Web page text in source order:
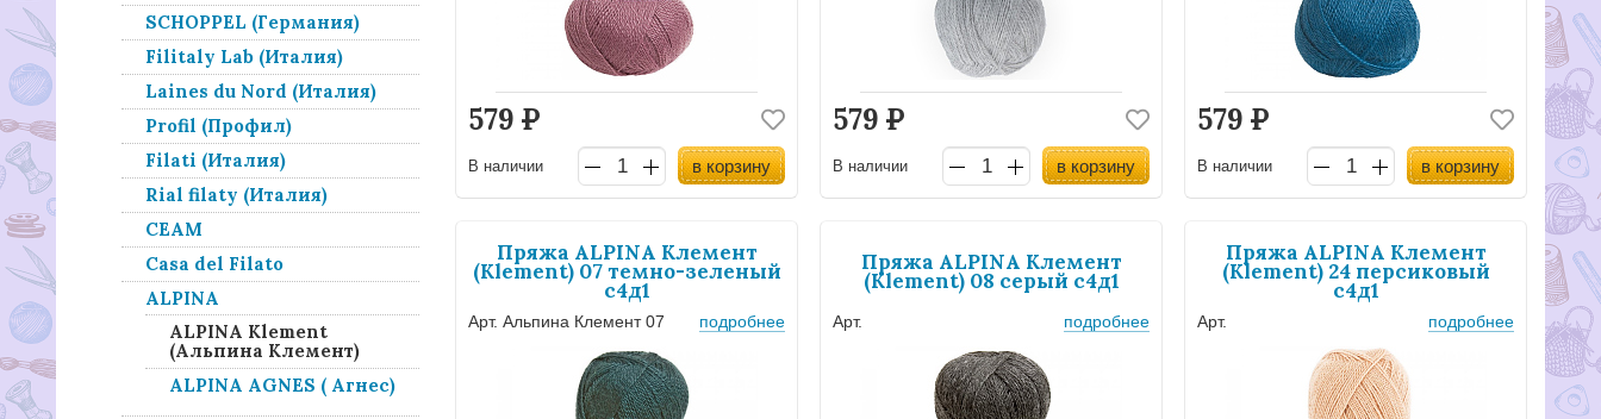
SCHOPPEL (Германия)
Filitaly Lab (Италия)
Laines du Nord (Италия)
Profil (Профил)
Filati (Италия)
Rial filaty (Италия)
СЕАМ
Casa del Filato
ALPINA
ALPINA Klement
(Альпина Клемент)
ALPINA AGNES ( Агнес)
579 Р
В наличии в корзину
579 Р
В наличии в корзину
579 Р
В наличии в корзину
Пряжа ALPINA Клемент
(Klement) 07 темно-зеленый
с4д1
Арт. Альпина Клемент 07 подробнее
Пряжа ALPINA Клемент
(Klement) 08 серый с4д1
Арт. подробнее
Пряжа ALPINA Клемент
(Klement) 24 персиковый
с4д1
Арт. подробнее